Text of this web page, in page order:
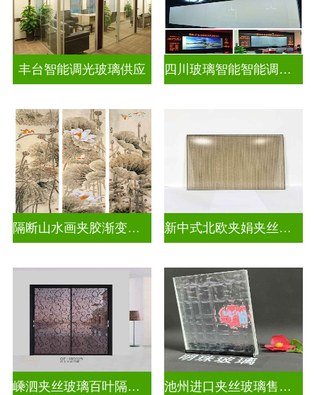
丰台智能调光玻璃供应 四川玻璃智能智能调光玻璃电控玻璃一般多少钱
隔断山水画夹胶渐变玻璃 新中式北欧夹娟夹丝玻璃
嵊泗夹丝玻璃百叶隔断拆装 池州进口夹丝玻璃售价多少